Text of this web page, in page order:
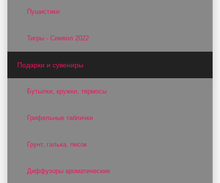
Пушистики
Тигры - Символ 2022
Подарки и сувениры
Бутылки, кружки, термосы
Грифельные таблички
Грунт, галька, песок
Диффузоры ароматические